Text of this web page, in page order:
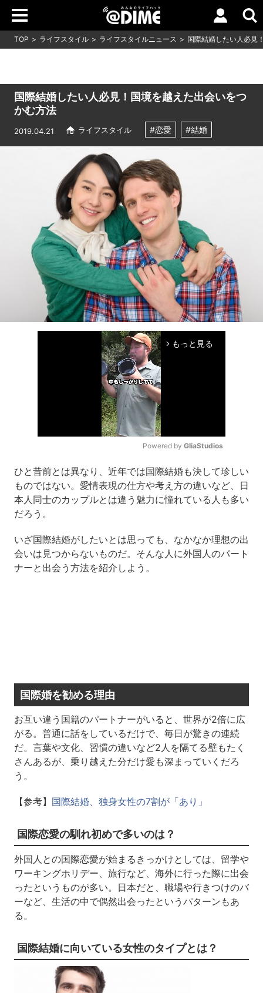
TOP ライフスタイル ライフスタイルニュース 国際結婚したい人必見
国際結婚したい人必見！国境を越えた出会いをつ
かむ方法
2019.04.21 ライフスタイル #恋愛 #結婚
arrow_forward_ios もっと見る
Mute
Powered by GliaStudios
ひと昔前とは異なり、近年では国際結婚も決して珍しい
ものではない。愛情表現の仕方や考え方の違いなど、日
本人同士のカップルとは違う魅力に憧れている人も多い
だろう。
いざ国際結婚がしたいとは思っても、なかなか理想の出
会いは見つからないものだ。そんな人に外国人のパート
ナーと出会う方法を紹介しよう。
国際婚を勧める理由
お互い違う国籍のパートナーがいると、世界が2倍に広
がる。普通に話をしているだけで、毎日が驚きの連続
だ。言葉や文化、習慣の違いなど2人を隔てる壁もたく
さんあるが、乗り越えた分だけ愛も深まっていくだろ
う。
【参考】 国際結婚、独身女性の7割が「あり」
国際恋愛の馴れ初めで多いのは？
外国人との国際恋愛が始まるきっかけとしては、留学や
ワーキングホリデー、旅行など、海外に行った際に出会
ったというものが多い。日本だと、職場や行きつけのバ
ーなど、生活の中で偶然出会ったというパターンもあ
る。
国際結婚に向いている女性のタイプとは？